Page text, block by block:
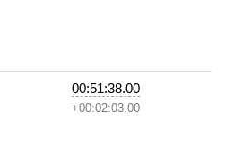
00:51:38.00
+00:02:03.00